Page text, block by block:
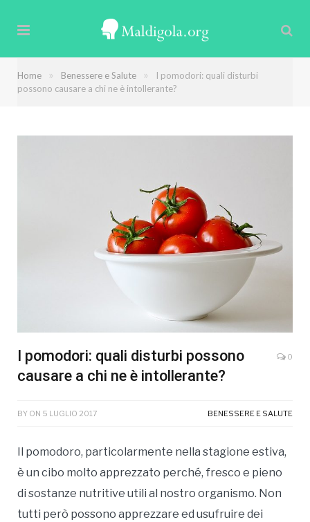
Home » Benessere e Salute »
I pomodori: quali disturbi
possono causare a chi ne è intollerante?
I pomodori: quali disturbi possono
causare a chi ne è intollerante?
0
BY ON 5 LUGLIO 2017 BENESSERE E SALUTE
Il pomodoro, particolarmente nella stagione estiva,
è un cibo molto apprezzato perché, fresco e pieno
di sostanze nutritive utili al nostro organismo. Non
tutti però possono apprezzare ed usufruire dei